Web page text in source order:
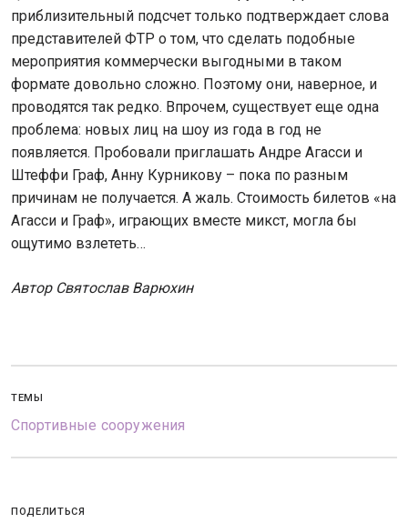
приблизительный подсчет только подтверждает слова
представителей ФТР о том, что сделать подобные
мероприятия коммерчески выгодными в таком
формате довольно сложно. Поэтому они, наверное, и
проводятся так редко. Впрочем, существует еще одна
проблема: новых лиц на шоу из года в год не
появляется. Пробовали приглашать Андре Агасси и
Штеффи Граф, Анну Курникову – пока по разным
причинам не получается. А жаль. Стоимость билетов «на
Агасси и Граф», играющих вместе микст, могла бы
ощутимо взлететь…
Автор Святослав Варюхин
ТЕМЫ
Спортивные сооружения
ПОДЕЛИТЬСЯ